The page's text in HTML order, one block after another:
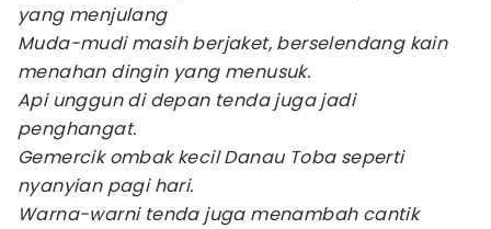
yang menjulang
Muda-mudi masih berjaket, berselendang kain
menahan dingin yang menusuk.
Api unggun di depan tenda juga jadi
penghangat.
Gemercik ombak kecil Danau Toba seperti
nyanyian pagi hari.
Warna-warni tenda juga menambah cantik